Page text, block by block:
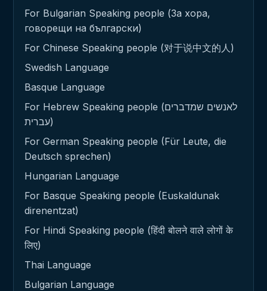
For Bulgarian Speaking people (За хора,
говорещи на български)
For Chinese Speaking people (对于说中文的人)
Swedish Language
Basque Language
For Hebrew Speaking people (לאנשים שמדברים
עברית)
For German Speaking people (Für Leute, die
Deutsch sprechen)
Hungarian Language
For Basque Speaking people (Euskaldunak
direnentzat)
For Hindi Speaking people (हिंदी बोलने वाले लोगों के
लिए)
Thai Language
Bulgarian Language